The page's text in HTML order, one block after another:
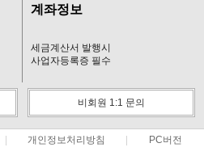
계좌정보
세금계산서 발행시
사업자등록증 필수
비회원 1:1 문의
개인정보처리방침 PC버전